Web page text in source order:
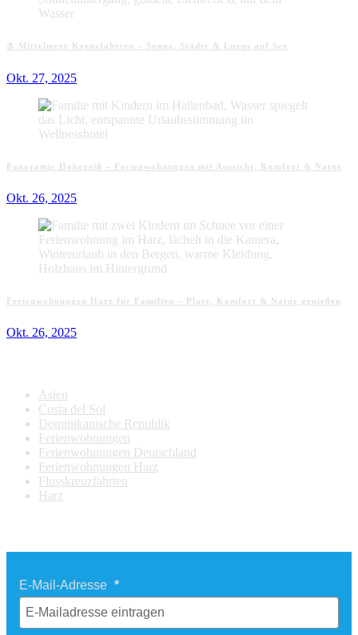
⚓ Mittelmeer Kreuzfahrten – Sonne, Städte & Luxus auf See
Okt. 27, 2025
Panoramic Hohegeiß – Ferienwohnungen mit Aussicht, Komfort & Natur
Okt. 26, 2025
Ferienwohnungen Harz für Familien – Platz, Komfort & Natur genießen
Okt. 26, 2025
Asien
Costa del Sol
Dominikanische Republik
Ferienwohnungen
Ferienwohnungen Deutschland
Ferienwohnungen Harz
Flusskreuzfahrten
Harz
E-Mail-Adresse